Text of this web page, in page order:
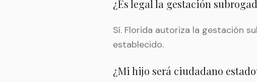
¿Es legal la gestación
Sí. Florida autoriza la gestación
establecido.
¿Mi hijo será ciudadano